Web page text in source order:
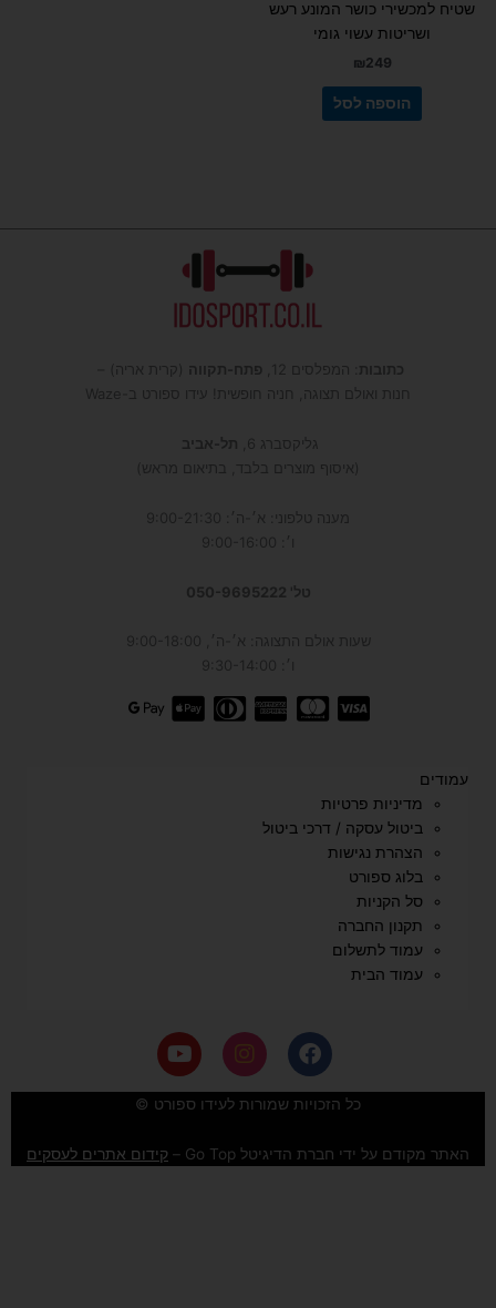
שטיח למכשירי כושר המונע רעש
ושריטות עשוי גומי
₪249
הוספה לסל
כתובות : המפלסים 12, פתח-תקווה (קרית אריה) –
חנות ואולם תצוגה, חניה חופשית! עידו ספורט ב-Waze
גליקסברג 6,
תל-אביב
(איסוף מוצרים בלבד, בתיאום מראש)
מענה טלפוני: א׳-ה׳: 9:00-21:30
ו׳: 9:00-16:00
טל' 050-9695222
שעות אולם התצוגה: א׳-ה׳, 9:00-18:00
ו׳: 9:30-14:00
עמודים
מדיניות פרטיות
ביטול עסקה / דרכי ביטול
הצהרת נגישות
בלוג ספורט
סל הקניות
תקנון החברה
עמוד לתשלום
עמוד הבית
F
a
c
e
o
o
I
n
s
t
g
r
Y
o
u
t
b
e
כל הזכויות שמורות לעידו ספורט ©
האתר מקודם על ידי חברת הדיגיטל Go Top – קידום אתרים לעסקים